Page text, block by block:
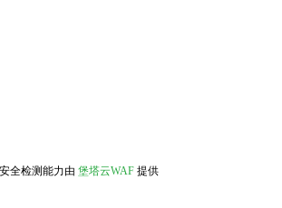
安全检测能力由 堡塔云WAF 提供